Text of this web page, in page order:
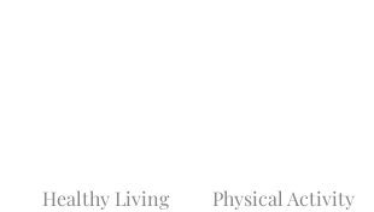
Healthy Living Physical Activity